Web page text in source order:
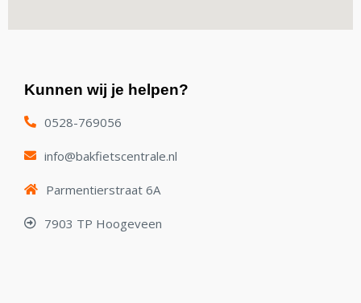
Kunnen wij je helpen?
0528-769056
info@bakfietscentrale.nl
Parmentierstraat 6A
7903 TP Hoogeveen